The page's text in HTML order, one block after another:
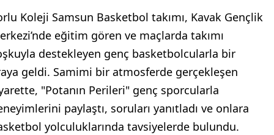
Koleji Samsun Basketbol takımı, Kavak Gençlik
eğitim gören ve maçlarda takımı
destekleyen genç basketbolcularla bir
geldi. Samimi bir atmosferde gerçekleşen
"Potanın Perileri" genç sporcularla
paylaştı, soruları yanıtladı ve onlara
yolculuklarında tavsiyelerde bulundu.